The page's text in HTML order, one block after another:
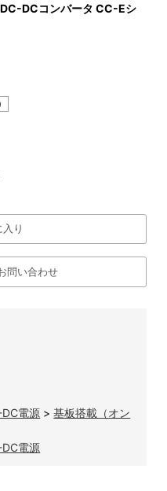
DCコンバータ CC-Eシ
り
問い合わせ
電源 >基板搭載（オン
電源